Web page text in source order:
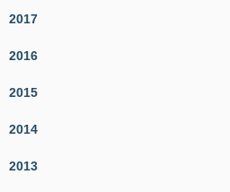
2017
2016
2015
2014
2013